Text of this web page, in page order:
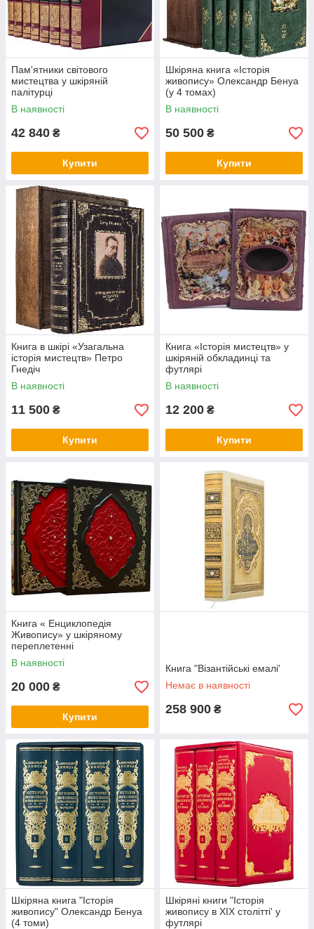
Пам'ятники світового
мистецтва у шкіряній
палітурці
В наявності
42 840 ₴
Купити
Шкіряна книга «Історія
живопису» Олександр Бенуа
(у 4 томах)
В наявності
50 500 ₴
Купити
Книга в шкірі «Узагальна
історія мистецтв» Петро
Гнедіч
В наявності
11 500 ₴
Купити
Книга «Історія мистецтв» у
шкіряній обкладинці та
футлярі
В наявності
12 200 ₴
Купити
Книга « Енциклопедія
Живопису» у шкіряному
переплетенні
В наявності
20 000 ₴
Купити
Книга "Візантійські емалі'
Немає в наявності
258 900 ₴
Шкіряна книга "Історія
живопису" Олександр Бенуа
(4 томи)
Шкіряні книги "Історія
живопису в XIX столітті' у
футлярі